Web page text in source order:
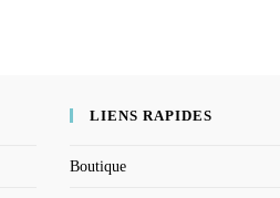
LIENS RAPIDES
Boutique